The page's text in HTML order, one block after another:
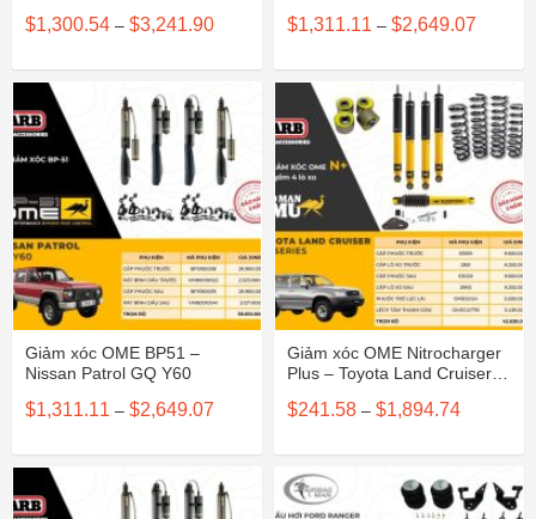
$1,300.54 – $3,241.90Khoảng
$1,300.54
$3,241.90
$1,311.11 – $2,649.07
Giảm xóc OME BP51 –
Nissan Patrol GQ Y60
$1,311.11 – $2,649.07
$1,311.11
$2,649.07
Giảm xóc OME Nitrocharger
Plus – Toyota Land Cruiser
$241.58 – $1,894.74
$241.58
$1,894.74